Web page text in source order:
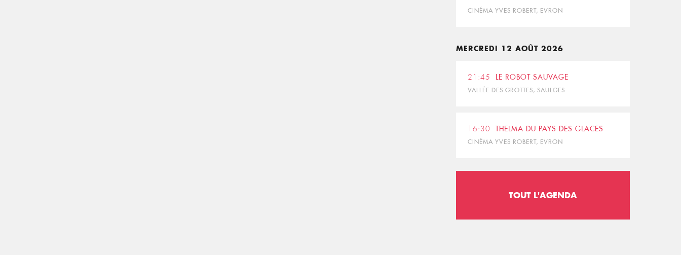
CINÉMA YVES ROBERT, EVRON
MERCREDI 12 AOÛT 2026
21:45 LE ROBOT SAUVAGE
VALLÉE DES GROTTES, SAULGES
16:30 THELMA DU PAYS DES GLACES
CINÉMA YVES ROBERT, EVRON
TOUT L'AGENDA